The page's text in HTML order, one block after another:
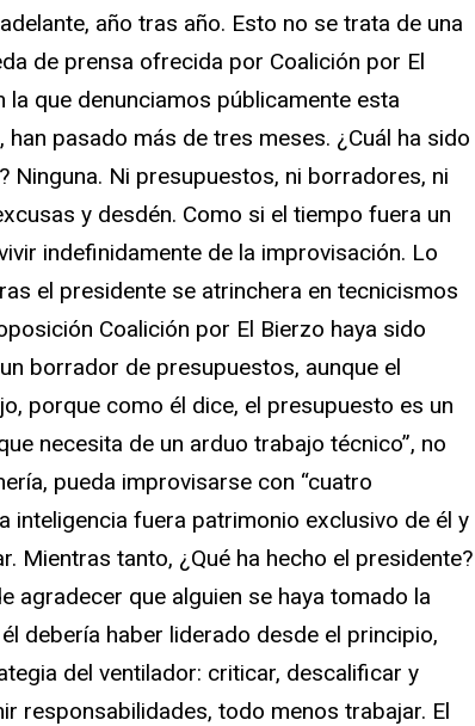
año tras año. Esto no se trata de una
de prensa ofrecida por Coalición por El
la que denunciamos públicamente esta
pasado más de tres meses. ¿Cuál ha sido
Ninguna. Ni presupuestos, ni borradores, ni
y desdén. Como si el tiempo fuera un
indefinidamente de la improvisación. Lo
el presidente se atrinchera en tecnicismos
Coalición por El Bierzo haya sido
borrador de presupuestos, aunque el
porque como él dice, el presupuesto es un
necesita de un arduo trabajo técnico”, no
pueda improvisarse con “cuatro
inteligencia fuera patrimonio exclusivo de él y
Mientras tanto, ¿Qué ha hecho el presidente?
agradecer que alguien se haya tomado la
debería haber liderado desde el principio,
del ventilador: criticar, descalificar y
responsabilidades, todo menos trabajar. El